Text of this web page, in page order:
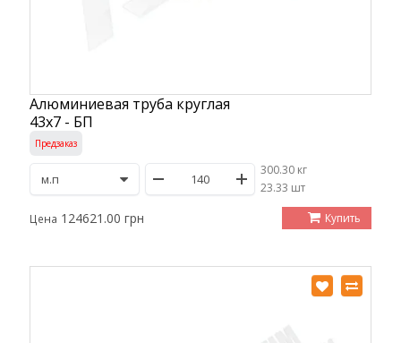
Алюминиевая труба круглая
43х7 - БП
Предзаказ
300.30 кг
/23.33 шт
Цена 124621.00 грн Купить